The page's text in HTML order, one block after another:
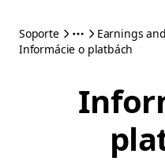
Soporte
Earnings
Informácie o platbách